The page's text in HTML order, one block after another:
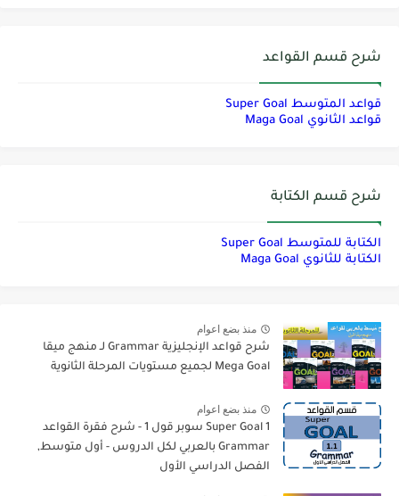
شرح قسم القواعد
قواعد المتوسط Super Goal
قواعد الثانوي Maga Goal
شرح قسم الكتابة
الكتابة للمتوسط Super Goal
الكتابة للثانوي Maga Goal
منذ بضع اعوام
شرح قواعد الإنجليزية Grammar لـ منهج ميقا
Mega Goal لجميع مستويات المرحلة الثانوية
منذ بضع اعوام
Super Goal 1 سوبر قول 1 - شرح فقرة القواعد
Grammar بالعربي لكل الدروس - أول متوسط,
الفصل الدراسي الأول